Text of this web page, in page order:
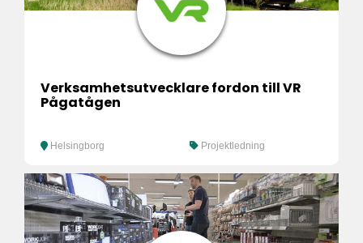
Verksamhetsutvecklare fordon till VR
Pågatågen
Helsingborg Projektledning